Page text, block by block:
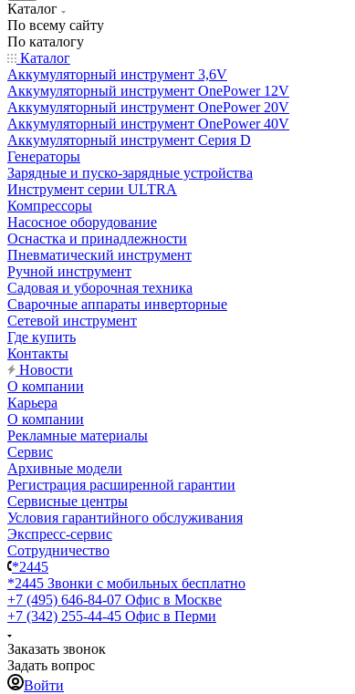
Каталог
По всему сайту
По каталогу
Каталог
Аккумуляторный инструмент 3,6V
Аккумуляторный инструмент OnePower 12V
Аккумуляторный инструмент OnePower 20V
Аккумуляторный инструмент OnePower 40V
Аккумуляторный инструмент Серия D
Генераторы
Зарядные и пуско-зарядные устройства
Инструмент серии ULTRA
Компрессоры
Насосное оборудование
Оснастка и принадлежности
Пневматический инструмент
Ручной инструмент
Садовая и уборочная техника
Сварочные аппараты инверторные
Сетевой инструмент
Где купить
Контакты
Новости
О компании
Карьера
О компании
Рекламные материалы
Сервис
Архивные модели
Регистрация расширенной гарантии
Сервисные центры
Условия гарантийного обслуживания
Экспресс-сервис
Сотрудничество
*2445
*2445 Звонки с мобильных бесплатно
+7 (495) 646-84-07 Офис в Москве
+7 (342) 255-44-45 Офис в Перми
Заказать звонок
Задать вопрос
Войти